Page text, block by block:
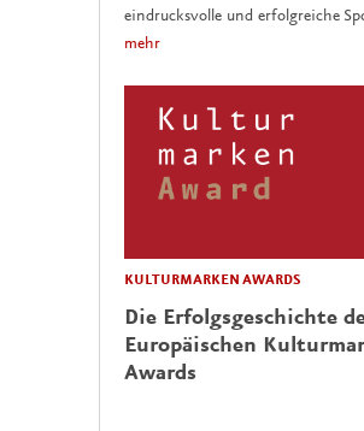
eindrucksvolle und erfolgreiche
mehr
KULTURMARKEN AWARDS
Die Erfolgsgeschichte
Europäischen
Awards